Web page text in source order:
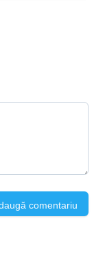
comentariu